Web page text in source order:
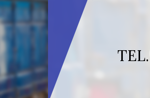
TEL.